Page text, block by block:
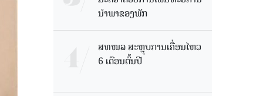
ນຳພາຂອງພັກ
ສທໜລ ສະຫຼຸບການເຄື່ອນໄຫວ
6 ເດືອນຕົ້ນປີ